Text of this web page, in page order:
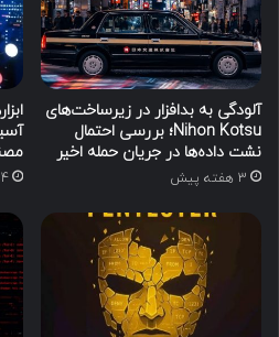
آلودگی به بدافزار در زیرساخت‌های
Nihon Kotsu؛ بررسی احتمال
نشت داده‌ها در جریان حمله اخیر
3 هفته پیش 4 هفته پیش